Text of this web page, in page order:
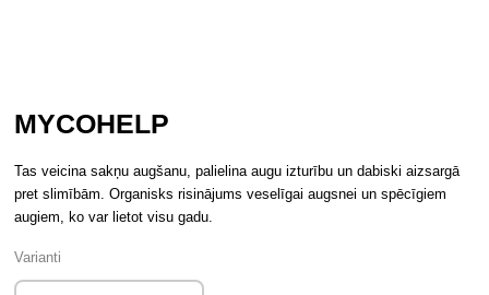
MYCOHELP
Tas veicina sakņu augšanu, palielina augu izturību un dabiski aizsargā
pret slimībām. Organisks risinājums veselīgai augsnei un spēcīgiem
augiem, ko var lietot visu gadu.
Varianti